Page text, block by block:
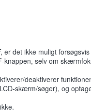
er det ikke muligt
knappen, selv om
deaktiverer
skærm/søger), og